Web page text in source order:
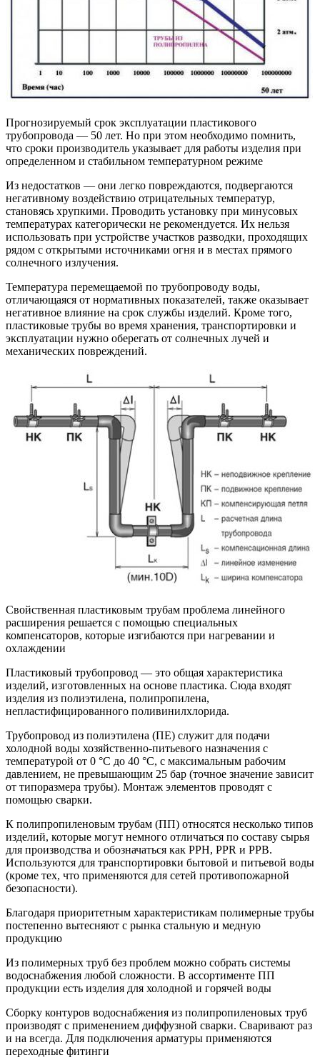
Прогнозируемый срок эксплуатации пластикового
трубопровода — 50 лет. Но при этом необходимо помнить,
что сроки производитель указывает для работы изделия при
определенном и стабильном температурном режиме
Из недостатков — они легко повреждаются, подвергаются
негативному воздействию отрицательных температур,
становясь хрупкими. Проводить установку при минусовых
температурах категорически не рекомендуется. Их нельзя
использовать при устройстве участков разводки, проходящих
рядом с открытыми источниками огня и в местах прямого
солнечного излучения.
Температура перемещаемой по трубопроводу воды,
отличающаяся от нормативных показателей, также оказывает
негативное влияние на срок службы изделий. Кроме того,
пластиковые трубы во время хранения, транспортировки и
эксплуатации нужно оберегать от солнечных лучей и
механических повреждений.
Свойственная пластиковым трубам проблема линейного
расширения решается с помощью специальных
компенсаторов, которые изгибаются при нагревании и
охлаждении
Пластиковый трубопровод — это общая характеристика
изделий, изготовленных на основе пластика. Сюда входят
изделия из полиэтилена, полипропилена,
непластифицированного поливинилхлорида.
Трубопровод из полиэтилена (ПЕ) служит для подачи
холодной воды хозяйственно-питьевого назначения с
температурой от 0 °C до 40 °C, с максимальным рабочим
давлением, не превышающим 25 бар (точное значение зависит
от типоразмера трубы). Монтаж элементов проводят с
помощью сварки.
К полипропиленовым трубам (ПП) относятся несколько типов
изделий, которые могут немного отличаться по составу сырья
для производства и обозначаться как PPH, PPR и PPB.
Используются для транспортировки бытовой и питьевой воды
(кроме тех, что применяются для сетей противопожарной
безопасности).
Благодаря приоритетным характеристикам полимерные трубы
постепенно вытесняют с рынка стальную и медную
продукцию
Из полимерных труб без проблем можно собрать системы
водоснабжения любой сложности. В ассортименте ПП
продукции есть изделия для холодной и горячей воды
Сборку контуров водоснабжения из полипропиленовых труб
производят с применением диффузной сварки. Сваривают раз
и на всегда. Для подключения арматуры применяются
переходные фитинги